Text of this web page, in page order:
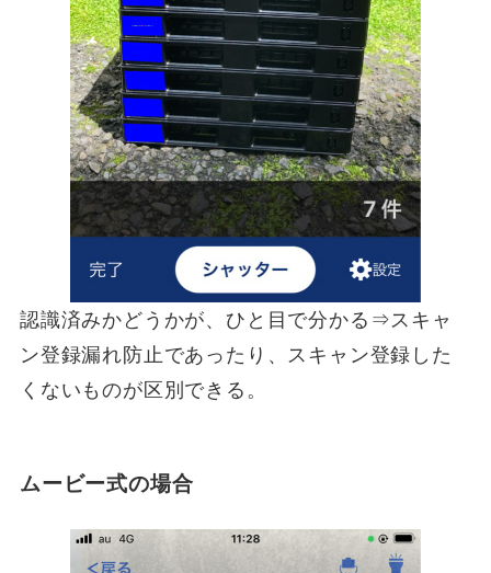
認識済みかどうかが、ひと目で分かる⇒スキャ
ン登録漏れ防止であったり、スキャン登録した
くないものが区別できる。
ムービー式の場合